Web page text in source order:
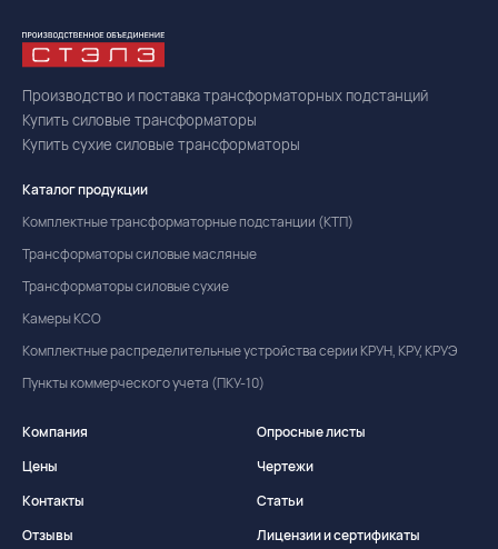
Производство и поставка трансформаторных подстанций
Купить силовые трансформаторы
Купить сухие силовые трансформаторы
Каталог продукции
Комплектные трансформаторные подстанции (КТП)
Трансформаторы силовые масляные
Трансформаторы силовые сухие
Камеры КСО
Комплектные распределительные устройства серии КРУН, КРУ, КРУЭ
Пункты коммерческого учета (ПКУ-10)
Компания
Цены
Контакты
Отзывы
Опросные листы
Чертежи
Статьи
Лицензии и сертификаты